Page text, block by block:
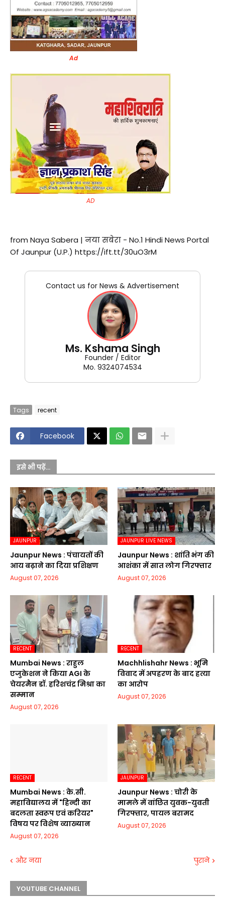
Ad
AD
from Naya Sabera | नया सबेरा - No.1 Hindi News Portal
Of Jaunpur (U.P.) https://ift.tt/30uO3rM
Contact us for News & Advertisement
Ms. Kshama Singh
Founder / Editor
Mo. 9324074534
Tags recent
Facebook
इसे भी पढ़ें...
JAUNPUR
Jaunpur News : पंचायतों की
आय बढ़ाने का दिया प्रशिक्षण
August 07, 2026
JAUNPUR LIVE NEWS
Jaunpur News : शांति भंग की
आशंका में सात लोग गिरफ्तार
August 07, 2026
RECENT
Mumbai News : राहुल
एजुकेशन ने किया AGI के
चेयरमैन डॉ. हरिशचंद्र मिश्रा का
सम्मान
August 07, 2026
RECENT
Machhlishahr News : भूमि
विवाद में अपहरण के बाद हत्या
का आरोप
August 07, 2026
RECENT
Mumbai News : के.सी.
महाविद्यालय में "हिन्दी का
बदलता स्वरूप एवं करियर"
विषय पर विशेष व्याख्यान
August 07, 2026
JAUNPUR
Jaunpur News : चोरी के
मामले में वांछित युवक-युवती
गिरफ्तार, पायल बरामद
August 07, 2026
और नया पुराने
YOUTUBE CHANNEL